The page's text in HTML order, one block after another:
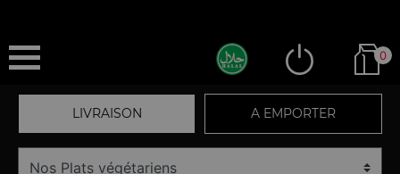
0
LIVRAISON A EMPORTER